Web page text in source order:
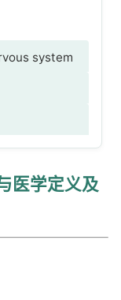
system
医学定义及